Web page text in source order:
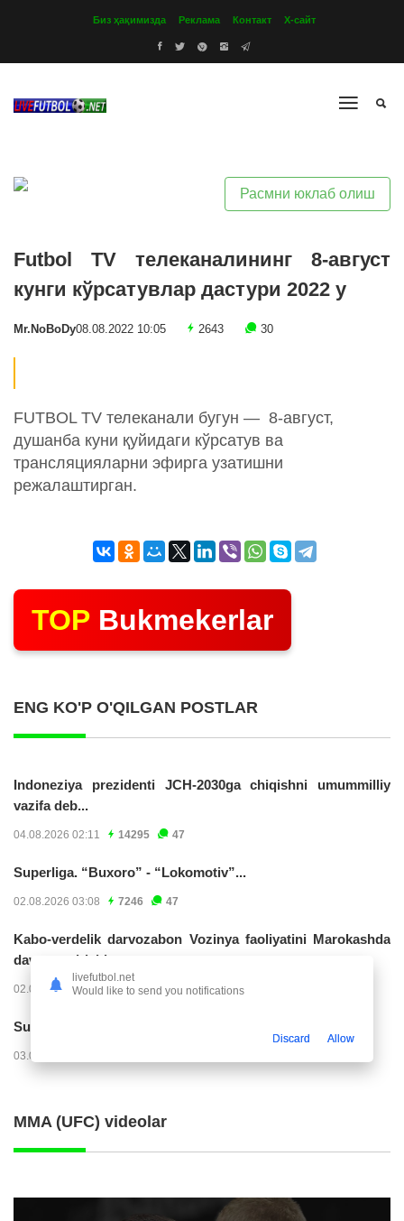
Биз ҳақимизда Реклама Контакт Х-сайт
Расмни юклаб олиш
Futbol TV телеканалининг 8-август
кунги кўрсатувлар дастури 2022 y
Mr.NoBoDy08.08.2022 10:05 2643 30
FUTBOL TV телеканали бугун — 8-август,
душанба куни қуйидаги кўрсатув ва
трансляцияларни эфирга узатишни
режалаштирган.
TOP Bukmekerlar
ENG KO'P O'QILGAN POSTLAR
Indoneziya prezidenti JCH-2030ga chiqishni umummilliy
vazifa deb...
04.08.2026 02:11 14295 47
Superliga. “Buxoro” - “Lokomotiv”...
02.08.2026 03:08 7246 47
Kabo-verdelik darvozabon Vozinya faoliyatini Marokashda
davom ettirishi...
02.08.2026 01:08 3996 47
Superliga. "Dinamo" – "Neftchi" (matnli...
03.08.2026 20:32
MMA (UFC) videolar
livefutbol.net
Would like to send you notifications
Discard Allow